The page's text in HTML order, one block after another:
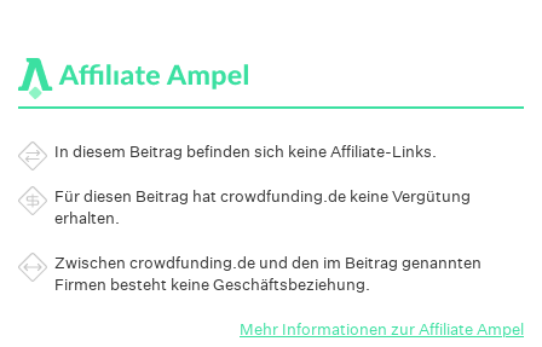
In diesem Beitrag befinden sich keine Affiliate-Links.
Für diesen Beitrag hat crowdfunding.de keine Vergütung
erhalten.
Zwischen crowdfunding.de und den im Beitrag genannten
Firmen besteht keine Geschäftsbeziehung.
Mehr Informationen zur Affiliate Ampel